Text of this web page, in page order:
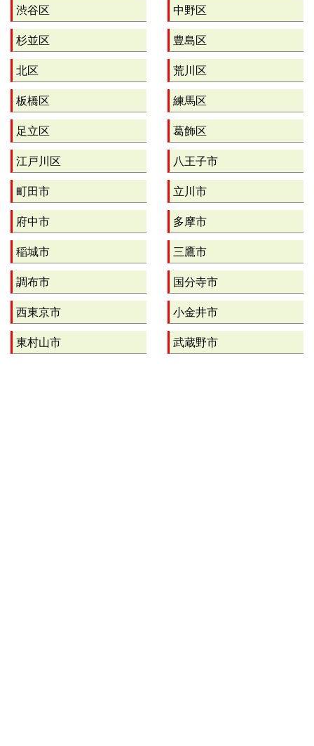
渋谷区 中野区
杉並区 豊島区
北区 荒川区
板橋区 練馬区
足立区 葛飾区
江戸川区 八王子市
町田市 立川市
府中市 多摩市
稲城市 三鷹市
調布市 国分寺市
西東京市 小金井市
東村山市 武蔵野市